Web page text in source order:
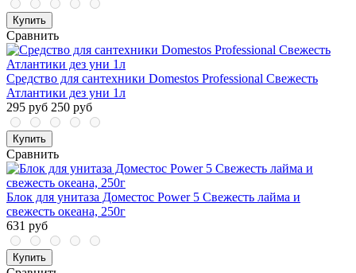
Купить
Сравнить
Средство для сантехники Domestos Professional Свежесть
Атлантики дез уни 1л
295 руб 250 руб
Купить
Сравнить
Блок для унитаза Доместос Power 5 Свежесть лайма и
свежесть океана, 250г
631 руб
Купить